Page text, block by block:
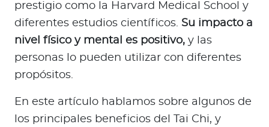
prestigio como la Harvard Medical School y
diferentes estudios científicos. Su impacto a
nivel físico y mental es positivo, y las
personas lo pueden utilizar con diferentes
propósitos.
En este artículo hablamos sobre algunos de
los principales beneficios del Tai Chi, y